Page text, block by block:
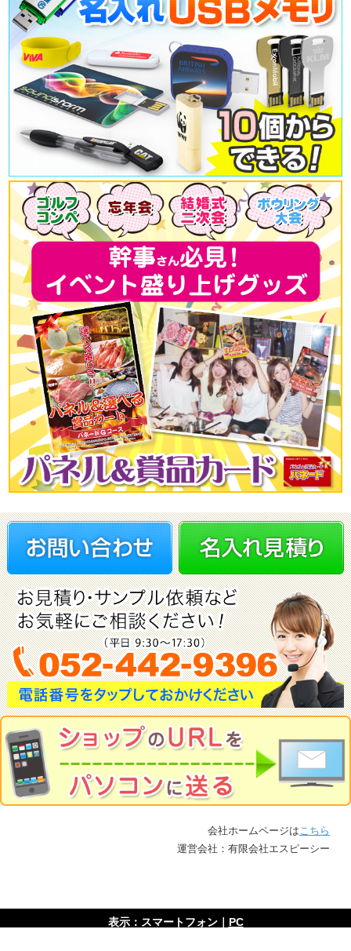
会社ホームページは こちら
運営会社：有限会社エスピーシー
表示：スマートフォン｜ PC